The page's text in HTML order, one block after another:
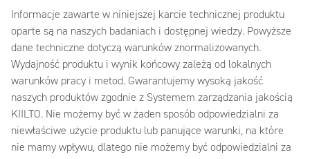
Informacje zawarte w niniejszej karcie technicznej produktu
oparte są na naszych badaniach i dostępnej wiedzy. Powyższe
dane techniczne dotyczą warunków znormalizowanych.
Wydajność produktu i wynik końcowy zależą od lokalnych
warunków pracy i metod. Gwarantujemy wysoką jakość
naszych produktów zgodnie z Systemem zarządzania jakością
KIILTO. Nie możemy być w żaden sposób odpowiedzialni za
niewłaściwe użycie produktu lub panujące warunki, na które
nie mamy wpływu, dlatego nie możemy być odpowiedzialni za